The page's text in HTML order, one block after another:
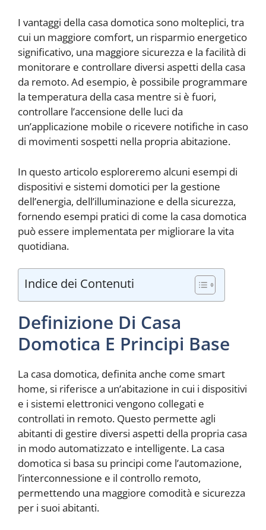
I vantaggi della casa domotica sono molteplici, tra
cui un maggiore comfort, un risparmio energetico
significativo, una maggiore sicurezza e la facilità di
monitorare e controllare diversi aspetti della casa
da remoto. Ad esempio, è possibile programmare
la temperatura della casa mentre si è fuori,
controllare l’accensione delle luci da
un’applicazione mobile o ricevere notifiche in caso
di movimenti sospetti nella propria abitazione.
In questo articolo esploreremo alcuni esempi di
dispositivi e sistemi domotici per la gestione
dell’energia, dell’illuminazione e della sicurezza,
fornendo esempi pratici di come la casa domotica
può essere implementata per migliorare la vita
quotidiana.
Indice dei Contenuti
Definizione Di Casa
Domotica E Principi Base
La casa domotica, definita anche come smart
home, si riferisce a un’abitazione in cui i dispositivi
e i sistemi elettronici vengono collegati e
controllati in remoto. Questo permette agli
abitanti di gestire diversi aspetti della propria casa
in modo automatizzato e intelligente. La casa
domotica si basa su principi come l’automazione,
l’interconnessione e il controllo remoto,
permettendo una maggiore comodità e sicurezza
per i suoi abitanti.